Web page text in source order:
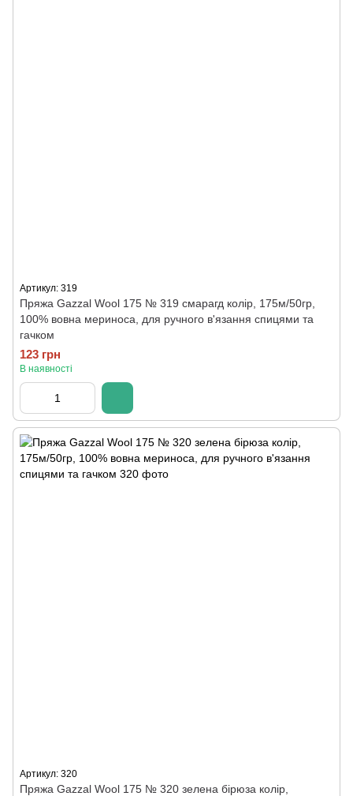
Артикул: 319
Пряжа Gazzal Wool 175 № 319 смарагд колір, 175м/50гр,
100% вовна мериноса, для ручного в'язання спицями та
гачком
123 грн
В наявності
Артикул: 320
Пряжа Gazzal Wool 175 № 320 зелена бірюза колір,